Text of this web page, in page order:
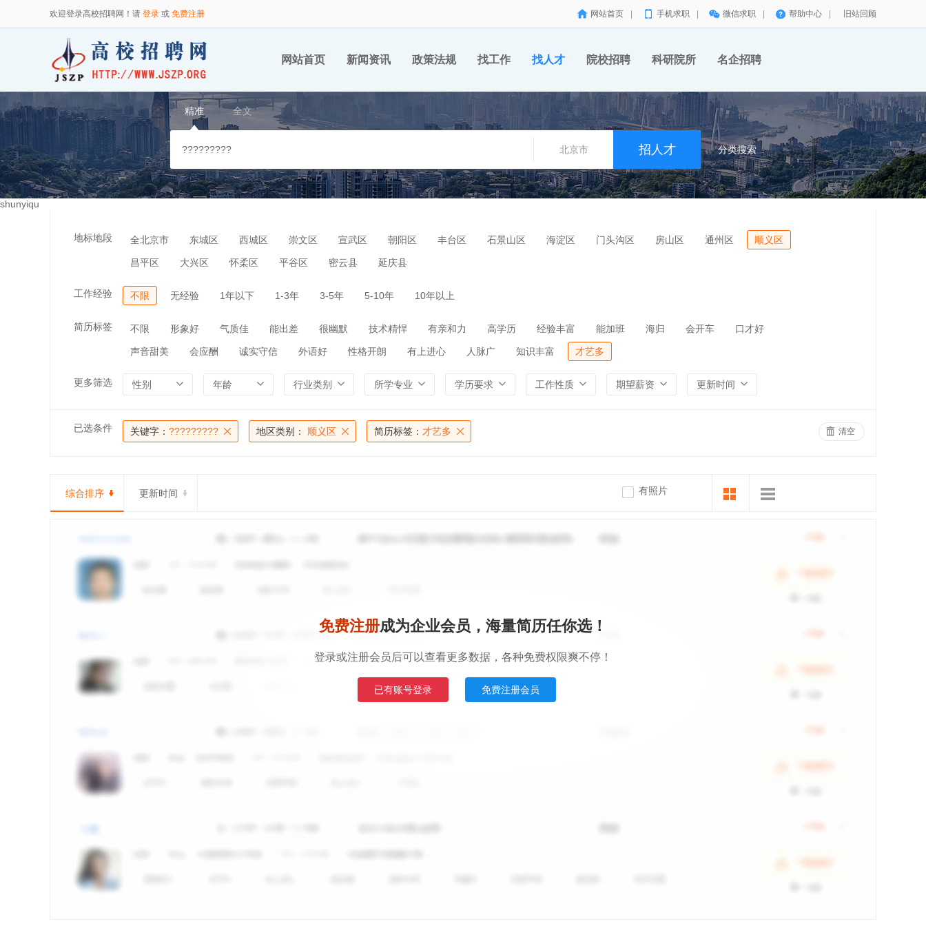
欢迎登录高校招聘网！请 登录 或 免费注册 网站首页 手机求职 微信求职 帮助中心 旧站回顾
网站首页 新闻资讯 政策法规 找工作 找人才 院校招聘 科研院所 名企招聘
精准 全文
北京市 分类搜索
shunyiqu
地标地段 全北京市 东城区 西城区 崇文区 宣武区 朝阳区 丰台区 石景山区 海淀区 门头沟区 房山区 通州区 顺义区
昌平区 大兴区 怀柔区 平谷区 密云县 延庆县
工作经验 不限 无经验 1年以下 1-3年 3-5年 5-10年 10年以上
简历标签 不限 形象好 气质佳 能出差 很幽默 技术精悍 有亲和力 高学历 经验丰富 能加班 海归 会开车 口才好
声音甜美 会应酬 诚实守信 外语好 性格开朗 有上进心 人脉广 知识丰富 才艺多
更多筛选 性别 年龄 行业类别 所学专业 学历要求 工作性质 期望薪资 更新时间
已选条件 关键字： ????????? 地区类别： 顺义区 简历标签： 才艺多 清空
综合排序 更新时间 有照片
免费注册成为企业会员，海量简历任你选！
登录或注册会员后可以查看更多数据，各种免费权限爽不停！
已有账号登录 免费注册会员